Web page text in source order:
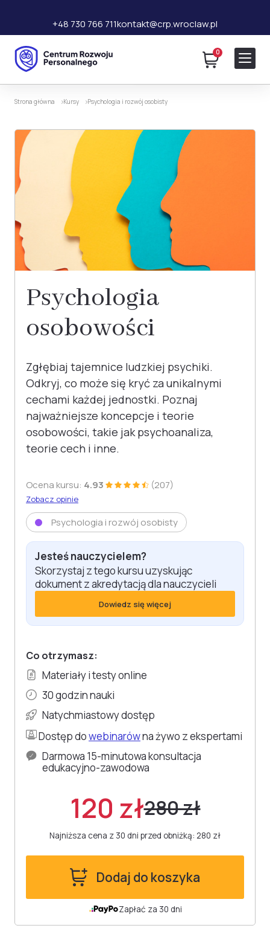
+48 730 766 711kontakt@crp.wroclaw.pl
0
120 zł280 zł Dodaj do koszyka
Strona główna Kursy Psychologia i rozwój osobisty
Psychologia
osobowości
Zgłębiaj tajemnice ludzkiej psychiki.
Odkryj, co może się kryć za unikalnymi
cechami każdej jednostki. Poznaj
najważniejsze koncepcje i teorie
osobowości, takie jak psychoanaliza,
teorie cech i inne.
Ocena kursu: 4.93 (207)
Zobacz opinie
Psychologia i rozwój osobisty
Jesteś nauczycielem?
Skorzystaj z tego kursu uzyskując
dokument z akredytacją dla nauczycieli
Dowiedz się więcej
Co otrzymasz:
Materiały i testy online
30 godzin nauki
Natychmiastowy dostęp
Dostęp dowebinarówna żywo z ekspertami
Darmowa 15-minutowa konsultacja
edukacyjno-zawodowa
120 zł280 zł
Najniższa cena z 30 dni przed obniżką: 280 zł
Dodaj do koszyka
Zapłać za 30 dni